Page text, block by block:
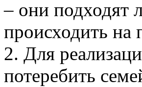
– они подходят
происходить на
2. Для
потеребить